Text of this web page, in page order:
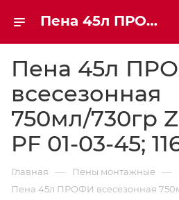
Пена 45л ПРОФИ всесезонная 750мл/730гр ZIGGER PF 01-03-45; 11606517 | Мaxim-stroy
Пена 45л
всесезонная
750мл/730гр
PF 01-03-45;
Главная — Пены монтажные —
Пена 45л ПРОФИ всесезонная